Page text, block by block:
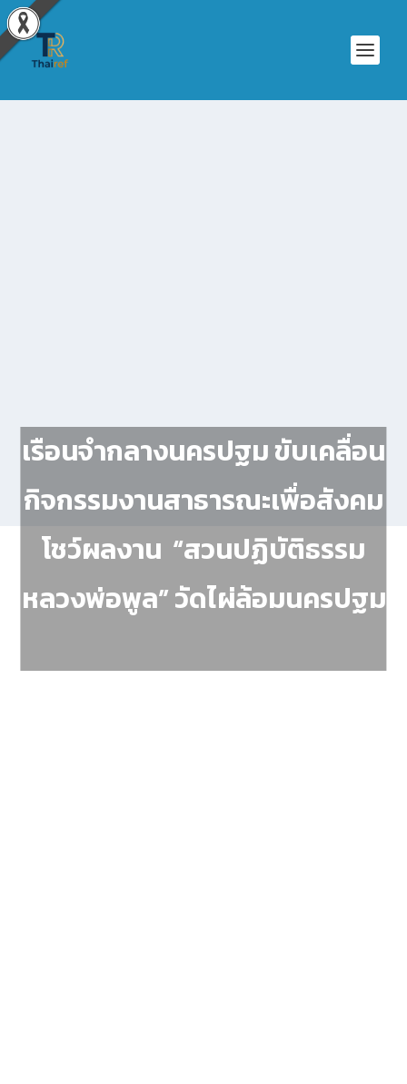
เรือนจำกลางนครปฐม ขับเคลื่อน
กิจกรรมงานสาธารณะเพื่อสังคม
โชว์ผลงาน “สวนปฏิบัติธรรม
หลวงพ่อพูล” วัดไผ่ล้อมนครปฐม